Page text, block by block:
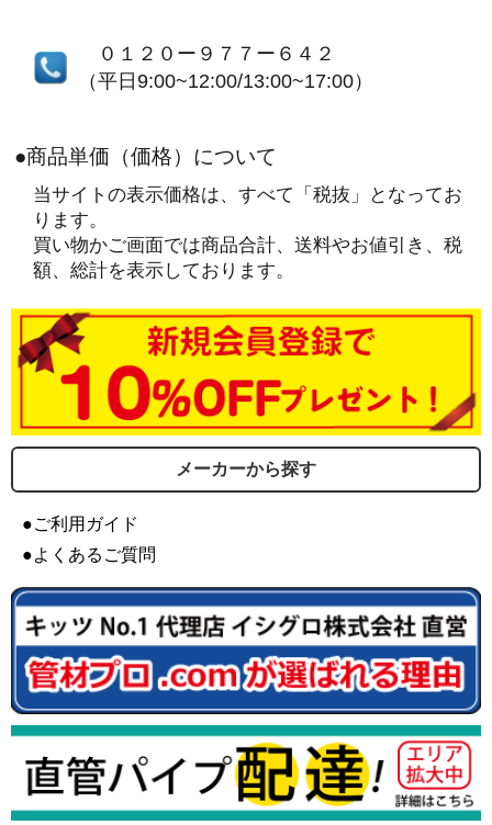
０１２０ー９７７ー６４２
（平日9:00~12:00/13:00~17:00）
●商品単価（価格）について
当サイトの表示価格は、すべて「税抜」となってお
ります。
買い物かご画面では商品合計、送料やお値引き、税
額、総計を表示しております。
メーカーから探す
●ご利用ガイド
●よくあるご質問